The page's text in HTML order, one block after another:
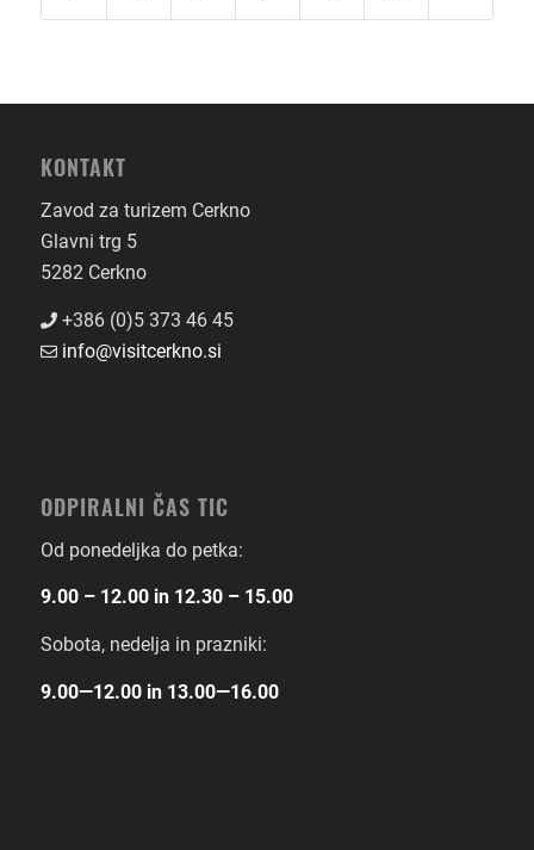
KONTAKT
Zavod za turizem Cerkno
Glavni trg 5
5282 Cerkno
+386 (0)5 373 46 45
info@visitcerkno.si
ODPIRALNI ČAS TIC
Od ponedeljka do petka:
9.00 – 12.00 in 12.30 – 15.00
Sobota, nedelja in prazniki:
9.00―12.00 in 13.00―16.00